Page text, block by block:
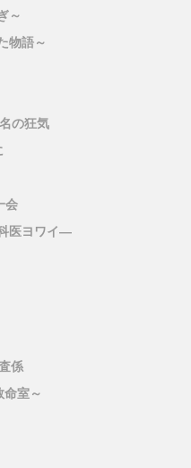
～
物語～
の狂気
会
医ヨワイ―
係
室～